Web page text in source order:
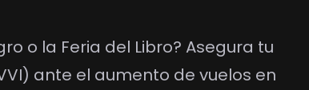
o la Feria del Libro? Asegura tu
ante el aumento de vuelos en